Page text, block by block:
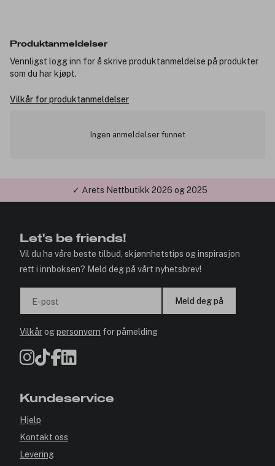
Produktanmeldelser
Vennligst logg inn for å skrive produktanmeldelse på produkter
som du har kjøpt.
Vilkår for produktanmeldelser
Ingen anmeldelser funnet
✓ Årets Nettbutikk 2026 og 2025
Let's be friends!
Vil du ha våre beste tilbud, skjønnhetstips og inspirasjon
rett i innboksen? Meld deg på vårt nyhetsbrev!
E-post Meld deg på
Vilkårogpersonvern for påmelding
Kundeservice
Hjelp
Kontakt oss
Levering